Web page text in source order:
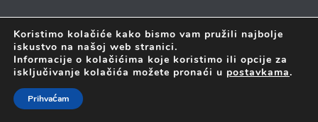
2017 © SVA PRAVA PRIDRŽANA
PONOSNI ČLANZAGREBAČKOG INOVACIJSKOG CENTRA
Koristimo kolačiće kako bismo vam pružili najbolje
iskustvo na našoj web stranici.
Informacije o kolačićima koje koristimo ili opcije za
isključivanje kolačića možete pronaći u postavkama.
Prihvaćam